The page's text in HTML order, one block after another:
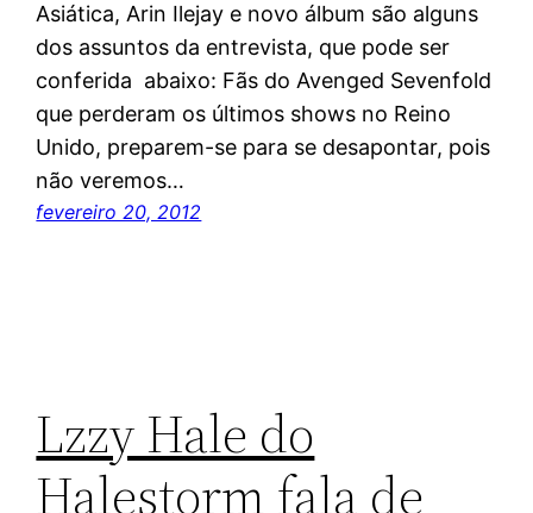
Asiática, Arin Ilejay e novo álbum são alguns
dos assuntos da entrevista, que pode ser
conferida abaixo: Fãs do Avenged Sevenfold
que perderam os últimos shows no Reino
Unido, preparem-se para se desapontar, pois
não veremos…
fevereiro 20, 2012
Lzzy Hale do
Halestorm fala de